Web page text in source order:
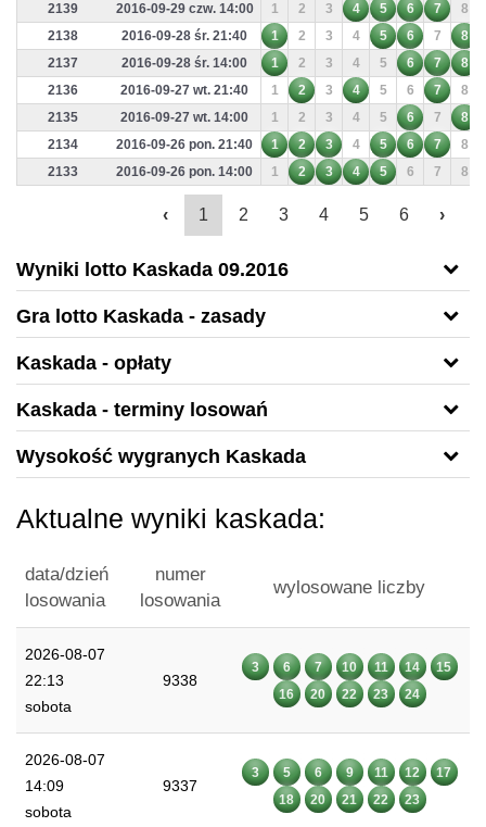
2139
2016-09-29 czw. 14:00 1 2 3 4 5 6 7
8
2138
2016-09-28 śr. 21:40 1 2 3 4 5 6 7
8
2137
2016-09-28 śr. 14:00 1 2 3 4 5 6 7
8
2136
2016-09-27 wt. 21:40 1 2 3 4 5 6 7
8
2135
2016-09-27 wt. 14:00 1 2 3 4 5 6 7
8
2134
2016-09-26 pon. 21:40 1 2 3 4 5 6 7
8
2133
2016-09-26 pon. 14:00 1 2 3 4 5 6 7 8
‹ 1 2 3 4 5 6 ›
Wyniki lotto Kaskada 09.2016
Gra lotto Kaskada - zasady
Kaskada - opłaty
Kaskada - terminy losowań
Wysokość wygranych Kaskada
Aktualne wyniki kaskada:
data/dzień
losowania
numer
losowania
wylosowane liczby
2026-08-07
22:13
sobota
9338
3 6 7 10 11 14
15
16
20 22 23 24
2026-08-07
14:09
sobota
9337
3 5 6 9 11 12
17
18
20 21 22 23